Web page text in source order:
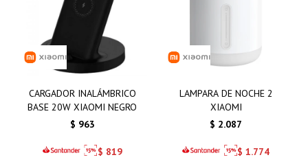
CARGADOR INALÁMBRICO
BASE 20W XIAOMI NEGRO
$ 963
$ 819
LAMPARA DE NOCHE 2
XIAOMI
$ 2.087
$ 1.774